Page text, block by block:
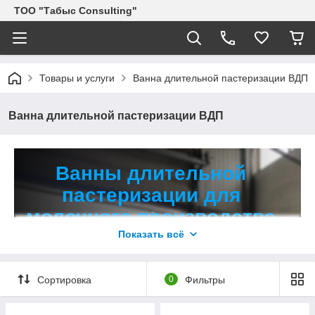
ТОО "Табыс Consulting"
Товары и услуги Ванна длительной пастеризации ВДП
Ванна длительной пастеризации ВДП
Ванны длительной
пастеризации для
молочного производства
нагрева и охлаждения молока по
доступной цене
Показать всё
Сортировка 0 Фильтры